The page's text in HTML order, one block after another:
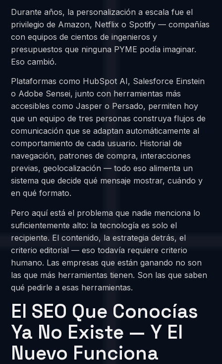
Durante años, la personalización a escala fue el
privilegio de Amazon, Netflix o Spotify — compañías
con equipos de cientos de ingenieros y
presupuestos que ninguna PYME podía imaginar.
Eso cambió.
Plataformas como HubSpot AI, Salesforce Einstein
o Adobe Sensei, junto con herramientas más
accesibles como Jasper o Persado, permiten hoy
que un equipo de tres personas construya flujos de
comunicación que se adaptan automáticamente al
comportamiento de cada usuario. Historial de
navegación, patrones de compra, interacciones
previas, geolocalización — todo eso alimenta un
sistema que decide qué mensaje mostrar, cuándo y
en qué formato.
Pero aquí está el problema que nadie menciona lo
suficientemente alto: la tecnología es solo el
recipiente. El contenido, la estrategia detrás, el
criterio editorial — eso todavía requiere criterio
humano. Las empresas que están ganando no son
las que más herramientas tienen. Son las que saben
qué pedirle a esas herramientas.
El SEO Que Conocías
Ya No Existe — Y El
Nuevo Funciona